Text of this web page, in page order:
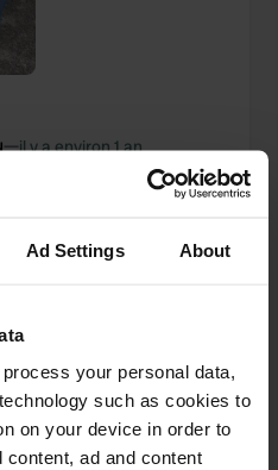
Ad Settings About
process your personal data,
such as cookies to
on your device in order to
ad and content
—il y a environ 1 an
la terre. Il faut payer 4€
pour ce bel endroit.
l'original
— il y a environ 1 an